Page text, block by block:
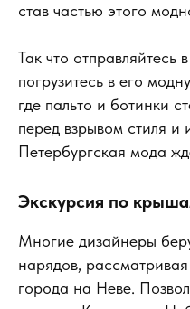
став частью этого
Так что отправляйтесь
погрузитесь в его
где пальто и ботинки
перед взрывом стиля и
Петербургская мода
Экскурсия по
Многие дизайнеры
нарядов,
города на Неве.